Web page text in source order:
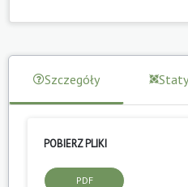
Szczegóły
POBIERZ PLIKI
PDF